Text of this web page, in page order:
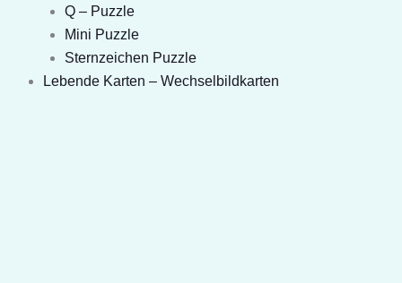
Q – Puzzle
Mini Puzzle
Sternzeichen Puzzle
Lebende Karten – Wechselbildkarten